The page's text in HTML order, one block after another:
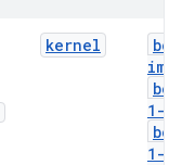
kernel
img
1-
1-